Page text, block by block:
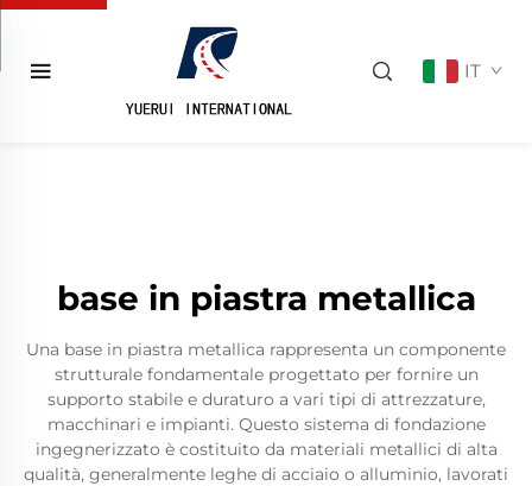
IT
base in piastra metallica
Una base in piastra metallica rappresenta un componente
strutturale fondamentale progettato per fornire un
supporto stabile e duraturo a vari tipi di attrezzature,
macchinari e impianti. Questo sistema di fondazione
ingegnerizzato è costituito da materiali metallici di alta
qualità, generalmente leghe di acciaio o alluminio, lavorati